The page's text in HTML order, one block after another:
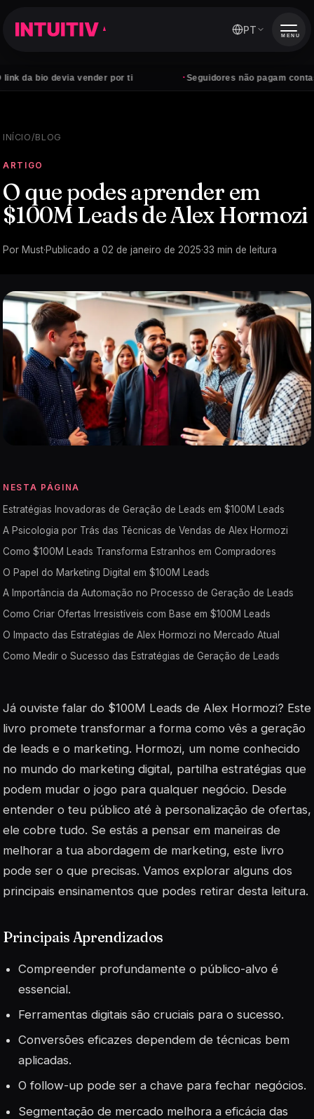
vender por ti · Seguidores não pagam contas —
PT MENU
INÍCIO/BLOG
ARTIGO
O que podes aprender em
$100M Leads de Alex Hormozi
Por Must·Publicado a 02 de janeiro de 2025·33 min de leitura
NESTA PÁGINA
Estratégias Inovadoras de Geração de Leads em $100M Leads
A Psicologia por Trás das Técnicas de Vendas de Alex Hormozi
Como $100M Leads Transforma Estranhos em Compradores
O Papel do Marketing Digital em $100M Leads
A Importância da Automação no Processo de Geração de Leads
Como Criar Ofertas Irresistíveis com Base em $100M Leads
O Impacto das Estratégias de Alex Hormozi no Mercado Atual
Como Medir o Sucesso das Estratégias de Geração de Leads
Já ouviste falar do $100M Leads de Alex Hormozi? Este
livro promete transformar a forma como vês a geração
de leads e o marketing. Hormozi, um nome conhecido
no mundo do marketing digital, partilha estratégias que
podem mudar o jogo para qualquer negócio. Desde
entender o teu público até à personalização de ofertas,
ele cobre tudo. Se estás a pensar em maneiras de
melhorar a tua abordagem de marketing, este livro
pode ser o que precisas. Vamos explorar alguns dos
principais ensinamentos que podes retirar desta leitura.
Principais Aprendizados
Compreender profundamente o público-alvo é
essencial.
Ferramentas digitais são cruciais para o sucesso.
Conversões eficazes dependem de técnicas bem
aplicadas.
O follow-up pode ser a chave para fechar negócios.
Segmentação de mercado melhora a eficácia das